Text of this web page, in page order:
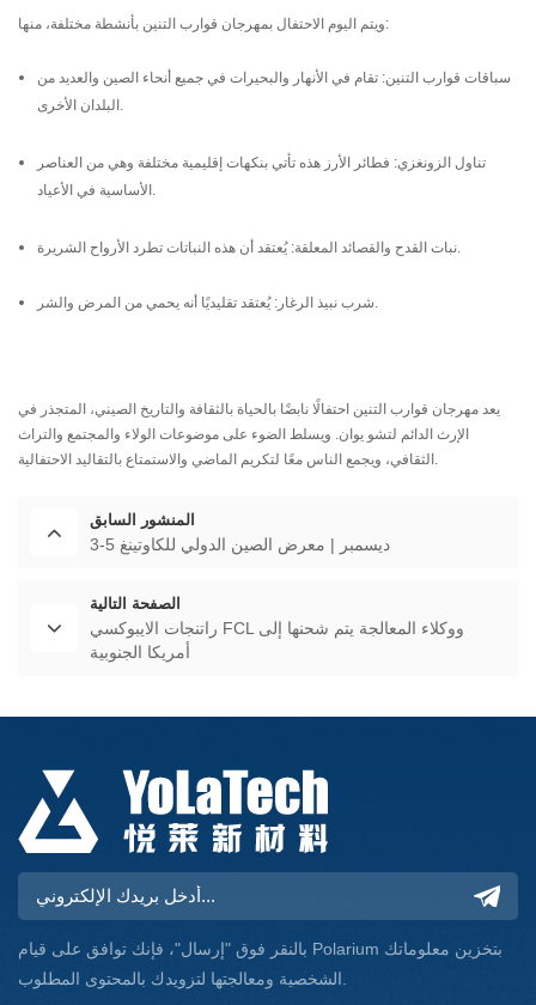
ويتم اليوم الاحتفال بمهرجان قوارب التنين بأنشطة مختلفة، منها:
سباقات قوارب التنين: تقام في الأنهار والبحيرات في جميع أنحاء الصين والعديد من
البلدان الأخرى.
تناول الزونغزي: فطائر الأرز هذه تأتي بنكهات إقليمية مختلفة وهي من العناصر
الأساسية في الأعياد.
يعد مهرجان قوارب التنين احتفالًا نابضًا بالحياة بالثقافة والتاريخ الصيني، المتجذر في
الإرث الدائم لتشو يوان. ويسلط الضوء على موضوعات الولاء والمجتمع والتراث
المنشور السابق
3-5 ديسمبر | معرض الصين الدولي للكاوتينغ
الصفحة التالية
راتنجات الايبوكسي FCL ووكلاء المعالجة يتم شحنها إلى
أمريكا الجنوبية
بالنقر فوق "إرسال"، فإنك توافق على قيام Polarium بتخزين معلوماتك